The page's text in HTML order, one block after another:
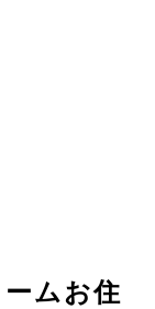
ムお住